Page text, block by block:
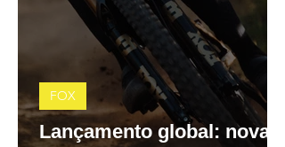
Lançamento global: nova
FOX